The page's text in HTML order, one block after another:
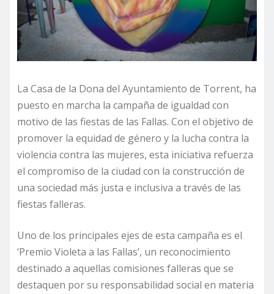
La Casa de la Dona del Ayuntamiento de Torrent, ha
puesto en marcha la campaña de igualdad con
motivo de las fiestas de las Fallas. Con el objetivo de
promover la equidad de género y la lucha contra la
violencia contra las mujeres, esta iniciativa refuerza
el compromiso de la ciudad con la construcción de
una sociedad más justa e inclusiva a través de las
fiestas falleras.
Uno de los principales ejes de esta campaña es el
‘Premio Violeta a las Fallas’, un reconocimiento
destinado a aquellas comisiones falleras que se
destaquen por su responsabilidad social en materia